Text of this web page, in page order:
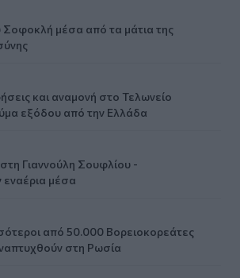
Σοφοκλή μέσα από τα μάτια της
και αναμονή στο Τελωνείο
εξόδου από την Ελλάδα
Γιαννούλη Σουφλίου -
εναέρια μέσα
από 50.000 Βορειοκορεάτες
στη Ρωσία